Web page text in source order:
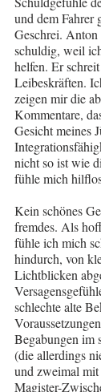
und dem Fahrer
Geschrei.
schuldig, weil
helfen. Er
Leibeskräften.
zeigen mir die
Kommentare,
Gesicht meines
nicht so ist wie
fühle mich
Kein schönes
fremdes. Als
fühle ich mich
hindurch, von
Lichtblicken
schlechte alte
Begabungen im
(die allerdings
und zweimal mit
Magister-